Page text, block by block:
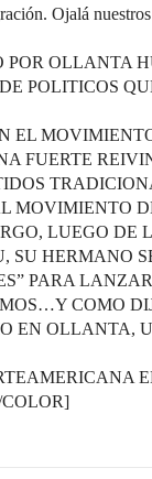
Ojalá
POR OLLANTA
POLITICOS
EL
FUERTE
MOVIMIENTO
LUEGO DE
SU HERMANO
PARA
COMO
EN OLLANTA,